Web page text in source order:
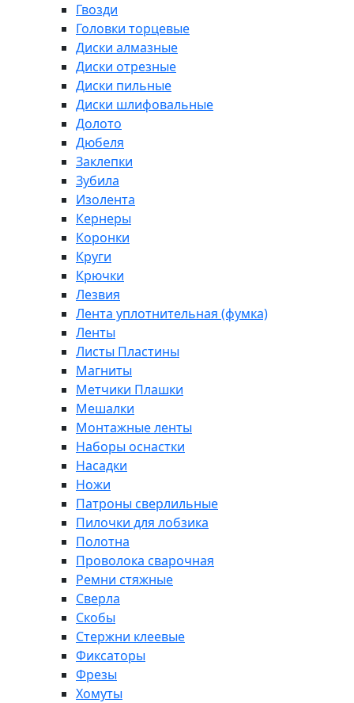
Гвозди
Головки торцевые
Диски алмазные
Диски отрезные
Диски пильные
Диски шлифовальные
Долото
Дюбеля
Заклепки
Зубила
Изолента
Кернеры
Коронки
Круги
Крючки
Лезвия
Лента уплотнительная (фумка)
Ленты
Листы Пластины
Магниты
Метчики Плашки
Мешалки
Монтажные ленты
Наборы оснастки
Насадки
Ножи
Патроны сверлильные
Пилочки для лобзика
Полотна
Проволока сварочная
Ремни стяжные
Сверла
Скобы
Стержни клеевые
Фиксаторы
Фрезы
Хомуты